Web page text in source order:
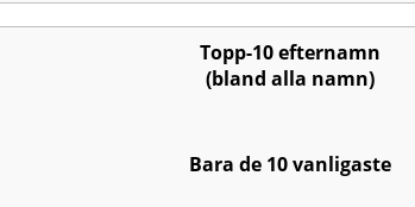
Topp-10 efternamn
(bland alla namn)
Bara de 10 vanligaste